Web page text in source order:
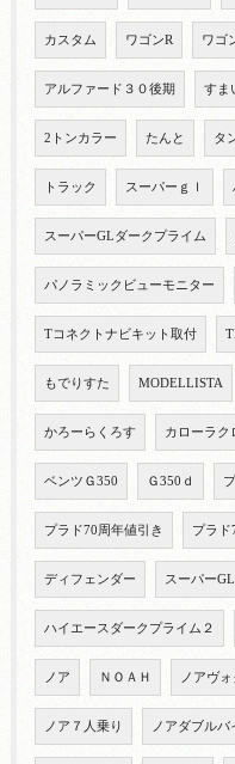
カスタム ワゴンR ワゴ
アルファード３０後期 すま
2トンカラー たんと タ
トラック スーパーｇｌ
スーパーGLダークプライム
パノラミックビューモニター
Tコネクトナビキット取付
もでりすた MODELLISTA
かろーらくろす カローラク
ベンツＧ350 Ｇ350ｄ
プラド70周年値引き プラド
ディフェンダー スーパー
ハイエースダークプライム２
ノア ＮＯＡＨ ノアヴ
ノア７人乗り ノアダブルバ